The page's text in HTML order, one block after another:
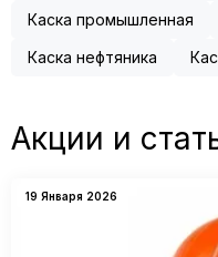
Каска промышленная
Каска нефтяника
Акции и
19 Января 2026